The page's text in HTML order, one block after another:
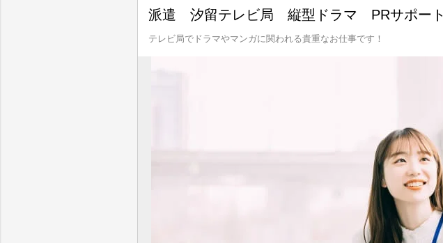
派遣 汐留テレビ局 縦型ドラマ PRサポート
テレビ局でドラマやマンガに関われる貴重なお仕事です！